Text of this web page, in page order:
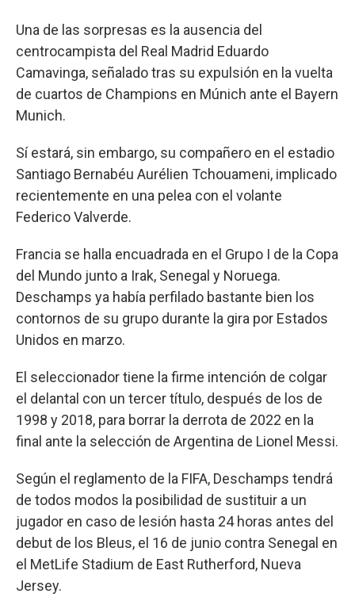
Una de las sorpresas es la ausencia del
centrocampista del Real Madrid Eduardo
Camavinga, señalado tras su expulsión en la vuelta
de cuartos de Champions en Múnich ante el Bayern
Munich.
Sí estará, sin embargo, su compañero en el estadio
Santiago Bernabéu Aurélien Tchouameni, implicado
recientemente en una pelea con el volante
Federico Valverde.
Francia se halla encuadrada en el Grupo I de la Copa
del Mundo junto a Irak, Senegal y Noruega.
Deschamps ya había perfilado bastante bien los
contornos de su grupo durante la gira por Estados
Unidos en marzo.
El seleccionador tiene la firme intención de colgar
el delantal con un tercer título, después de los de
1998 y 2018, para borrar la derrota de 2022 en la
final ante la selección de Argentina de Lionel Messi.
Según el reglamento de la FIFA, Deschamps tendrá
de todos modos la posibilidad de sustituir a un
jugador en caso de lesión hasta 24 horas antes del
debut de los Bleus, el 16 de junio contra Senegal en
el MetLife Stadium de East Rutherford, Nueva
Jersey.